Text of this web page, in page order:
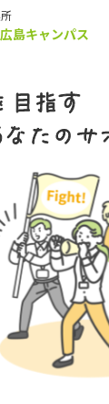
広島キャンパス